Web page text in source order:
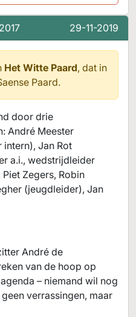
29-11-2019
Het Witte Paard, dat in
Paard.
door drie
André Meester
Jan Rot
a.i., wedstrijdleider
Zegers, Robin
(jeugdleider), Jan
André de
van de hoop op
– niemand wil nog
verrassingen, maar